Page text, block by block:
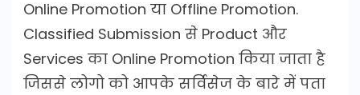
Online Promotion या Offline Promotion.
Classified Submission से Product और
Services का Online Promotion किया जाता है
जिससे लोगो को आपके सर्विसेज के बारे में पता